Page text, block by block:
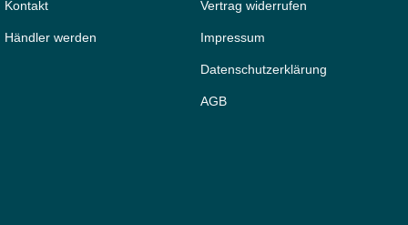
Kontakt
Händler werden
Vertrag widerrufen
Impressum
Daten­schutz­erklärung
AGB